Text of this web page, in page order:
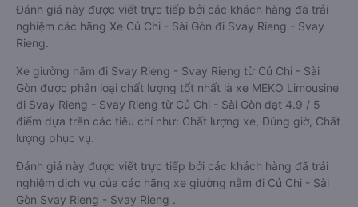
Đánh giá này được viết trực tiếp bởi các khách hàng đã trải
nghiệm các hãng Xe Củ Chi - Sài Gòn đi Svay Rieng - Svay
Rieng.
Xe giường nằm đi Svay Rieng - Svay Rieng từ Củ Chi - Sài
Gòn được phân loại chất lượng tốt nhất là xe MEKO Limousine
đi Svay Rieng - Svay Rieng từ Củ Chi - Sài Gòn đạt 4.9 / 5
điểm dựa trên các tiêu chí như: Chất lượng xe, Đúng giờ, Chất
lượng phục vụ.
Đánh giá này được viết trực tiếp bởi các khách hàng đã trải
nghiệm dịch vụ của các hãng xe giường nằm đi Củ Chi - Sài
Gòn Svay Rieng - Svay Rieng .